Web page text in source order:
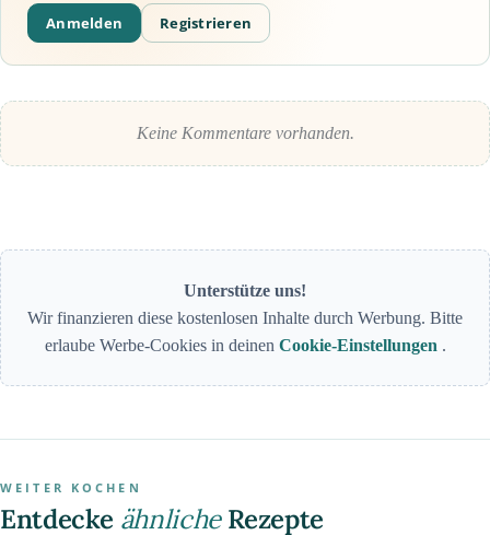
Anmelden Registrieren
Keine Kommentare vorhanden.
Unterstütze uns!
Wir finanzieren diese kostenlosen Inhalte durch Werbung. Bitte
erlaube Werbe-Cookies in deinen Cookie-Einstellungen .
WEITER KOCHEN
Entdecke ähnlicheRezepte